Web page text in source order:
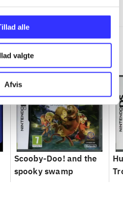
alle
valgte
Afvis
Scooby-Doo! and the
spooky swamp